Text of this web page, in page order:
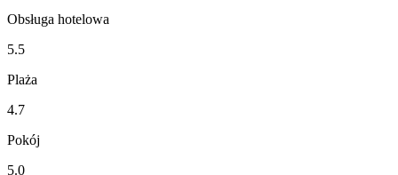
Obsługa hotelowa
5.5
Plaża
4.7
Pokój
5.0